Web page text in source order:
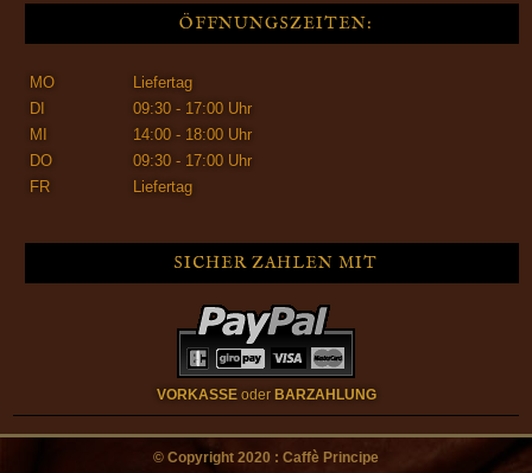
ÖFFNUNGSZEITEN:
MO
Liefertag
DI
09:30 - 17:00 Uhr
MI
14:00 - 18:00 Uhr
DO
09:30 - 17:00 Uhr
FR
Liefertag
SICHER ZAHLEN MIT
VORKASSE oder BARZAHLUNG
© Copyright 2020 : Caffè Principe